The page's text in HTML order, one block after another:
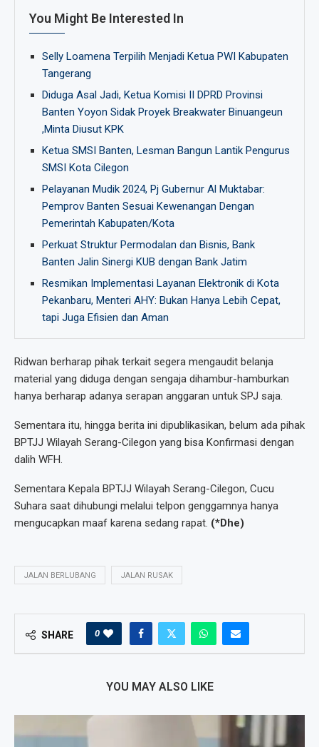
You Might Be Interested In
Selly Loamena Terpilih Menjadi Ketua PWI Kabupaten
Tangerang
Diduga Asal Jadi, Ketua Komisi II DPRD Provinsi
Banten Yoyon Sidak Proyek Breakwater Binuangeun
,Minta Diusut KPK
Ketua SMSI Banten, Lesman Bangun Lantik Pengurus
SMSI Kota Cilegon
Pelayanan Mudik 2024, Pj Gubernur Al Muktabar:
Pemprov Banten Sesuai Kewenangan Dengan
Pemerintah Kabupaten/Kota
Perkuat Struktur Permodalan dan Bisnis, Bank
Banten Jalin Sinergi KUB dengan Bank Jatim
Resmikan Implementasi Layanan Elektronik di Kota
Pekanbaru, Menteri AHY: Bukan Hanya Lebih Cepat,
tapi Juga Efisien dan Aman
Ridwan berharap pihak terkait segera mengaudit belanja
material yang diduga dengan sengaja dihambur-hamburkan
hanya berharap adanya serapan anggaran untuk SPJ saja.
Sementara itu, hingga berita ini dipublikasikan, belum ada pihak
BPTJJ Wilayah Serang-Cilegon yang bisa Konfirmasi dengan
dalih WFH.
Sementara Kepala BPTJJ Wilayah Serang-Cilegon, Cucu
Suhara saat dihubungi melalui telpon genggamnya hanya
mengucapkan maaf karena sedang rapat. (*Dhe)
JALAN BERLUBANG JALAN RUSAK
SHARE 0
YOU MAY ALSO LIKE